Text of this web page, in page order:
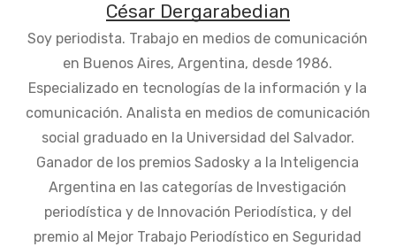
César Dergarabedian
Soy periodista. Trabajo en medios de comunicación
en Buenos Aires, Argentina, desde 1986.
Especializado en tecnologías de la información y la
comunicación. Analista en medios de comunicación
social graduado en la Universidad del Salvador.
Ganador de los premios Sadosky a la Inteligencia
Argentina en las categorías de Investigación
periodística y de Innovación Periodística, y del
premio al Mejor Trabajo Periodístico en Seguridad